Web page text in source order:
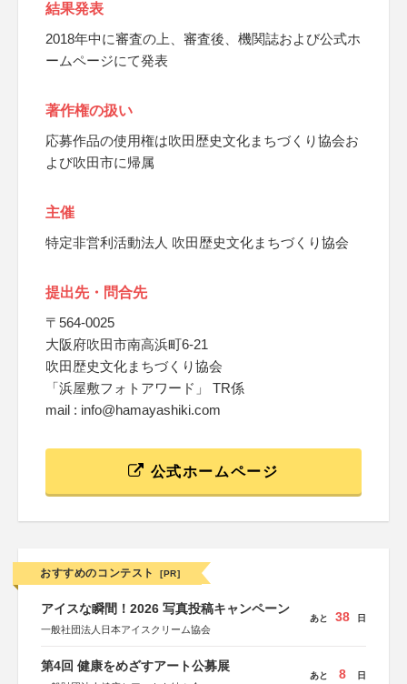
結果発表
2018年中に審査の上、審査後、機関誌および公式ホ
ームページにて発表
著作権の扱い
応募作品の使用権は吹田歴史文化まちづくり協会お
よび吹田市に帰属
主催
特定非営利活動法人 吹田歴史文化まちづくり協会
提出先・問合先
〒564-0025
大阪府吹田市南高浜町6-21
吹田歴史文化まちづくり協会
「浜屋敷フォトアワード」 TR係
mail : info@hamayashiki.com
公式ホームページ
おすすめのコンテスト [PR]
アイスな瞬間！2026 写真投稿キャンペーン
一般社団法人日本アイスクリーム協会
あと 38 日
第4回 健康をめざすアート公募展
あと 8 日